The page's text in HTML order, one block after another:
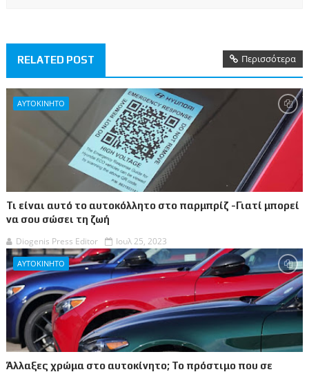
RELATED POST Περισσότερα
ΑΥΤΟΚΙΝΗΤΟ
Τι είναι αυτό το αυτοκόλλητο στο παρμπρίζ -Γιατί μπορεί
να σου σώσει τη ζωή
Diogenis Press Editor
Ιουλ 25, 2023
ΑΥΤΟΚΙΝΗΤΟ
Άλλαξες χρώμα στο αυτοκίνητο; Το πρόστιμο που σε